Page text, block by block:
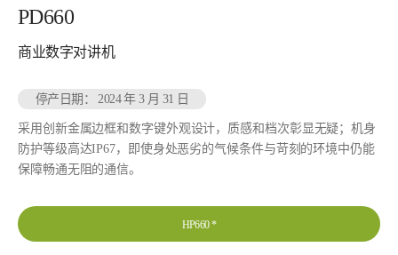
PD660
商业数字对讲机
停产日期： 2024 年 3 月 31 日
采用创新金属边框和数字键外观设计，质感和档次彰显无疑；机身
防护等级高达IP67，即使身处恶劣的气候条件与苛刻的环境中仍能
保障畅通无阻的通信。
HP660*